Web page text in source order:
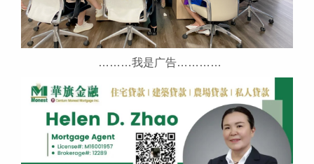
………我是广告…………